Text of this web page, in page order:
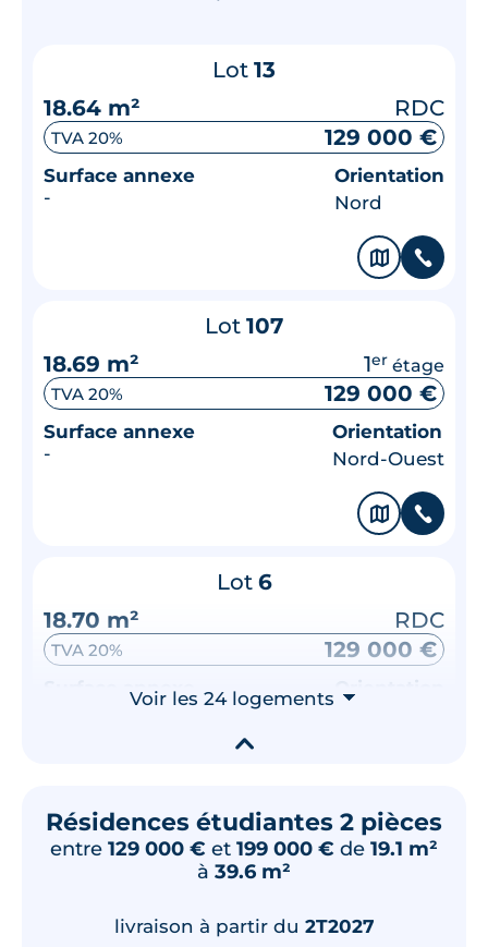
Lot 13
18.64 m²
RDC
TVA 20% 129 000 €
Surface annexe
-
Orientation
Nord
🗞 📞
Lot 107
18.69 m²
1er étage
TVA 20% 129 000 €
Surface annexe
-
Orientation
Nord-Ouest
🗞 📞
Lot 6
18.70 m²
RDC
TVA 20% 129 000 €
Surface annexe
Lot106
Voir les 24 logements ⮟
▾
Résidences étudiantes 2 pièces
entre 129 000 € et 199 000 € de 19.1 m²
à 39.6 m²
livraison à partir du 2T2027